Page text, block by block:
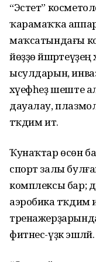
“Эстет”
ҡарамаҡҡа
маҡсатындағы
йөҙҙө йәшәртеүҙең
ысулдарын,
хәүефһеҙ шеште
дауалау,
тәҡдим итә.
Ҡунаҡтар өсөн
спорт залы
комплексы бар;
аэробика тәҡдим
тренажерҙарында
фитнес-үҙәк эшләй.